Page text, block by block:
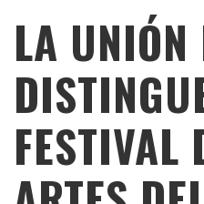
LA UNIÓN
FESTIVAL